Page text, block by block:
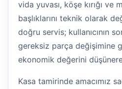
vida yuvası, köşe kırığı ve
başlıklarını teknik olarak
doğru servis; kullanıcının
gereksiz parça değişimine
ekonomik değerini
Kasa tamirinde amacımız